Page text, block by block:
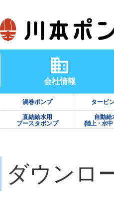
会社情報
渦巻ポンプ タービ
直結給水用
ブースタポンプ
自動給
(陸上・水中
ダウンロ